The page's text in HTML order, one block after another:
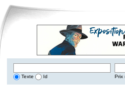
Texte Id Prix